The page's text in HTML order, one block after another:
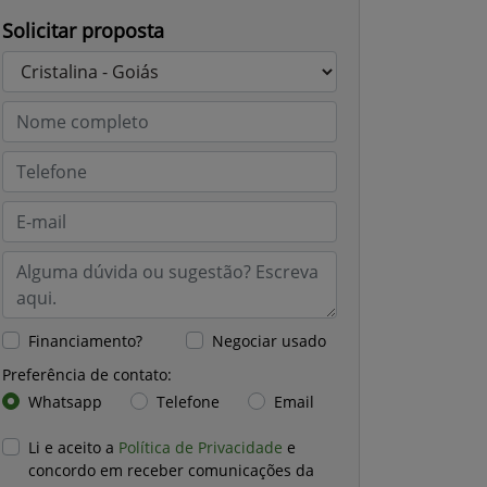
Solicitar proposta
Financiamento?
Negociar usado
Preferência de contato:
Whatsapp
Telefone Email
Li e aceito a Política de Privacidade e
concordo em receber comunicações da